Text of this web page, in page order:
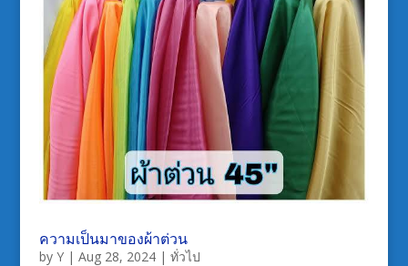
ความเป็นมาของผ้าต่วน
by Y| Aug 28, 2024| ทั่วไป